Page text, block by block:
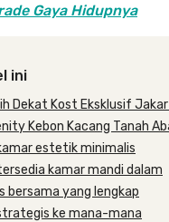
Gaya Hidupnya
ini
Dekat Kost Eksklusif
Kebon Kacang Tanah
estetik minimalis
kamar mandi dalam
bersama yang lengkap
ke mana-mana